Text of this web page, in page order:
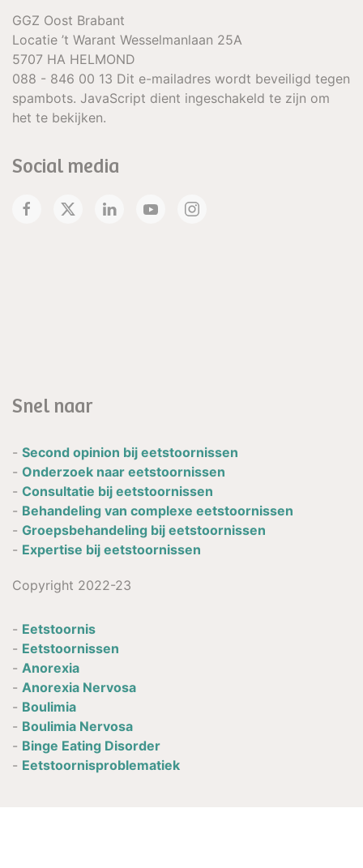
GGZ Oost Brabant
Locatie ’t Warant Wesselmanlaan 25A
5707 HA HELMOND
088 - 846 00 13 Dit e-mailadres wordt beveiligd tegen
spambots. JavaScript dient ingeschakeld te zijn om
het te bekijken.
Social media
Snel naar
- Second opinion bij eetstoornissen
- Onderzoek naar eetstoornissen
- Consultatie bij eetstoornissen
- Behandeling van complexe eetstoornissen
- Groepsbehandeling bij eetstoornissen
- Expertise bij eetstoornissen
Copyright 2022-23
- Eetstoornis
- Eetstoornissen
- Anorexia
- Anorexia Nervosa
- Boulimia
- Boulimia Nervosa
- Binge Eating Disorder
- Eetstoornisproblematiek